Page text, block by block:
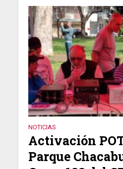
NOTICIAS
Activación
Parque